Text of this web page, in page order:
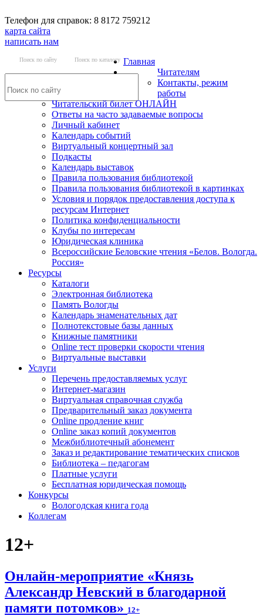
Телефон для справок: 8 8172 759212
карта сайта
написать нам
Поиск по сайту Поиск по каталогу Главная
Читателям
Контакты, режим
работы
Читательский билет ОНЛАЙН
Ответы на часто задаваемые вопросы
Личный кабинет
Календарь событий
Виртуальный концертный зал
Подкасты
Календарь выставок
Правила пользования библиотекой
Правила пользования библиотекой в картинках
Условия и порядок предоставления доступа к
ресурсам Интернет
Политика конфиденциальности
Клубы по интересам
Юридическая клиника
Всероссийские Беловские чтения «Белов. Вологда.
Россия»
Ресурсы
Каталоги
Электронная библиотека
Память Вологды
Календарь знаменательных дат
Полнотекстовые базы данных
Книжные памятники
Online тест проверки скорости чтения
Виртуальные выставки
Услуги
Перечень предоставляемых услуг
Интернет-магазин
Виртуальная справочная служба
Предварительный заказ документа
Online продление книг
Online заказ копий документов
Межбиблиотечный абонемент
Заказ и редактирование тематических списков
Библиотека – педагогам
Платные услуги
Бесплатная юридическая помощь
Конкурсы
Вологодская книга года
Коллегам
12+
Онлайн-мероприятие «Князь
Александр Невский в благодарной
памяти потомков» 12+